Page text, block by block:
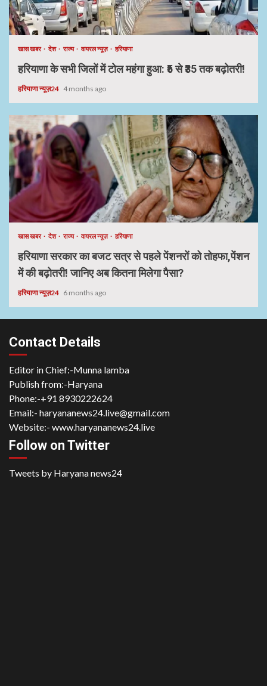
खास खबर देश राज्य वायरल न्यूज़ हरियाणा
हरियाणा के सभी जिलों में टोल महंगा हुआ: ₹5 से ₹35 तक बढ़ोतरी!
हरियाणा न्यूज़24 4 months ago
खास खबर देश राज्य वायरल न्यूज़ हरियाणा
हरियाणा सरकार का बजट सत्र से पहले पेंशनरों को तोहफा,पेंशन
में की बढ़ोतरी! जानिए अब कितना मिलेगा पैसा?
हरियाणा न्यूज़24 6 months ago
Contact Details
Editor in Chief:-Munna lamba
Publish from:-Haryana
Phone:-+91 8930222624
Email:- haryananews24.live@gmail.com
Website:- www.haryananews24.live
Follow on Twitter
Tweets by Haryana news24